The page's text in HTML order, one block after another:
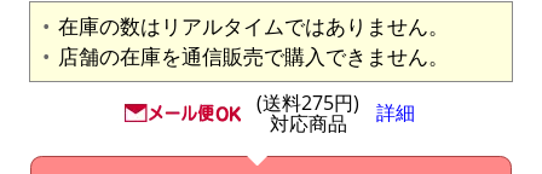
在庫の数はリアルタイムではありません。
店舗の在庫を通信販売で購入できません。
(送料275円)
対応商品 詳細